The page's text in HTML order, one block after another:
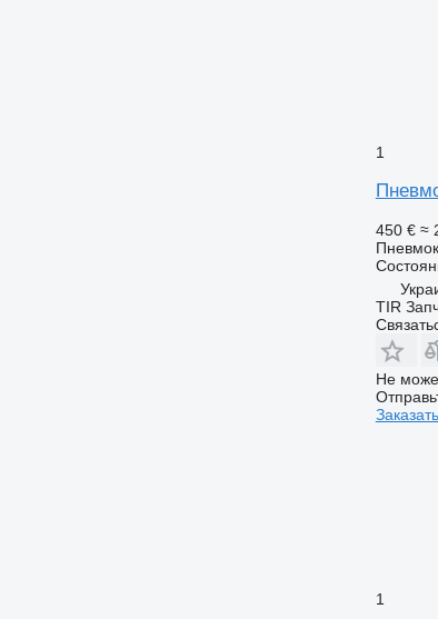
1
450 € ≈
TIR
Не
1